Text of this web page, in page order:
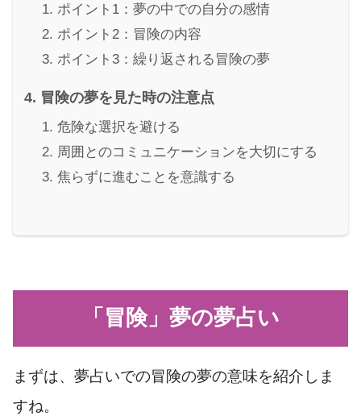
ポイント1：夢の中での自分の感情
ポイント2：冒険の内容
ポイント3：繰り返される冒険の夢
冒険の夢を見た時の注意点
危険な選択を避ける
周囲とのコミュニケーションを大切にする
焦らずに進むことを意識する
「冒険」夢の夢占い
まずは、夢占いでの冒険の夢の意味を紹介しま
すね。